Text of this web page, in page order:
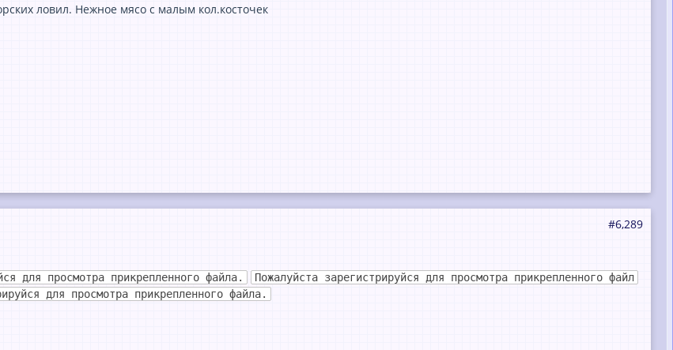
ловил. Нежное мясо с малым кол.косточек
#6,289
для просмотра прикрепленного файла.
Пожалуйста зарегистрируйся для просмотра прикрепленного файл
для просмотра прикрепленного файла.